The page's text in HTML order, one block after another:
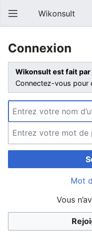
Wikonsult
Connexion
Wikonsult est fait par
Connectez-vous pour
Mot
Vous